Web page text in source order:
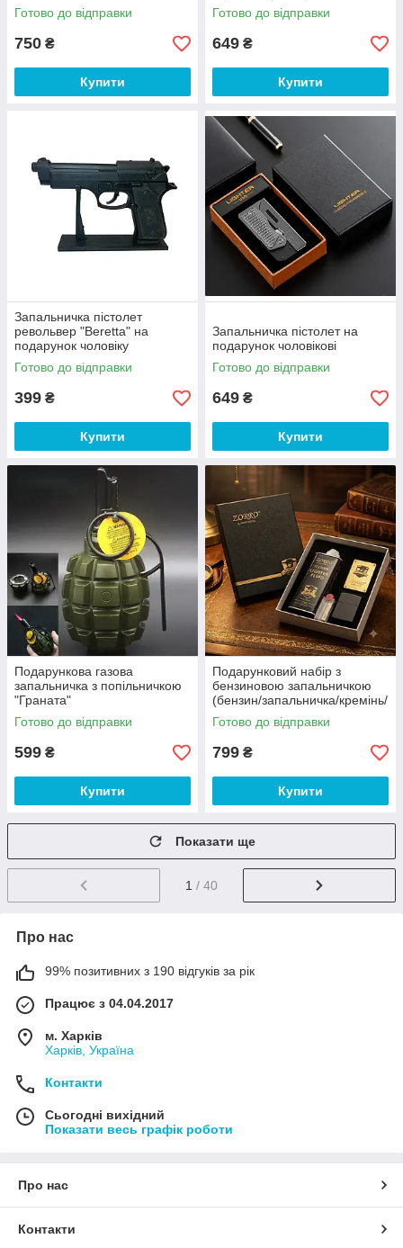
Готово до відправки
750 ₴
Купити
Готово до відправки
649 ₴
Купити
Запальничка пістолет
револьвер "Beretta" на
подарунок чоловіку
Готово до відправки
399 ₴
Купити
Запальничка пістолет на
подарунок чоловікові
Готово до відправки
649 ₴
Купити
Подарункова газова
запальничка з попільничкою
"Граната"
Готово до відправки
599 ₴
Купити
Подарунковий набір з
бензиновою запальничкою
(бензин/запальничка/кремінь/
фітіль) Zorro
Готово до відправки
799 ₴
Купити
Показати ще
1 / 40
Про нас
99% позитивних з 190 відгуків за рік
Працює з 04.04.2017
м. Харків
Харків, Україна
Контакти
Сьогодні вихідний
Показати весь графік роботи
Про нас
Контакти